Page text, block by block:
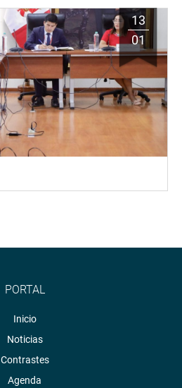
13
01
PORTAL
Inicio
Noticias
Contrastes
Agenda